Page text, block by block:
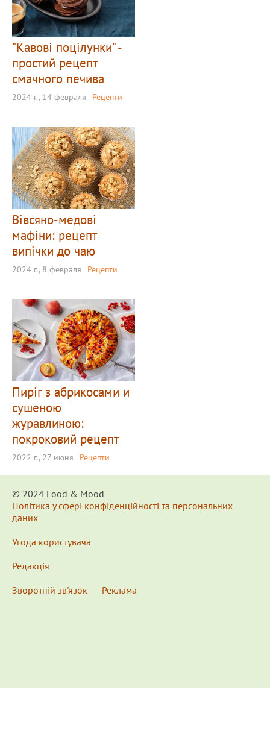
"Кавові поцілунки" -
простий рецепт
смачного печива
2024 г., 14 февраля Рецепти
Вівсяно-медові
мафіни: рецепт
випічки до чаю
2024 г., 8 февраля Рецепти
Пиріг з абрикосами и
сушеною
журавлиною:
покроковий рецепт
2022 г., 27 июня Рецепти
© 2024 Food & Мood
Політика у сфері конфіденційності та персональних
даних
Угода користувача
Редакція
Зворотній зв'язок
Реклама